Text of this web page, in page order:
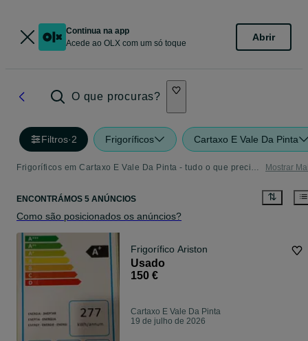
Continua na app
Acede ao OLX com um só toque
Abrir
O que procuras?
Filtros·2 Frigoríficos Cartaxo E Vale Da Pinta
Frigoríficos em Cartaxo E Vale Da Pinta - tudo o que precisa Mostrar
ENCONTRÁMOS 5 ANÚNCIOS
Como são posicionados os anúncios?
Frigorífico Ariston
Usado
150 €
Cartaxo E Vale Da Pinta
19 de julho de 2026